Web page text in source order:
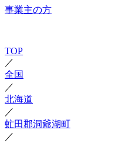
事業主の方
TOP
／
全国
／
北海道
／
虻田郡洞爺湖町
／